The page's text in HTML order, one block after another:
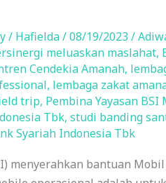
/ Hafielda/08/19/2023 /
meluaskan maslahat,
Cendekia Amanah,
, lembaga zakat
trip, Pembina Yayasan BSI
Tbk, studi banding
Syariah Indonesia Tbk
menyerahkan bantuan